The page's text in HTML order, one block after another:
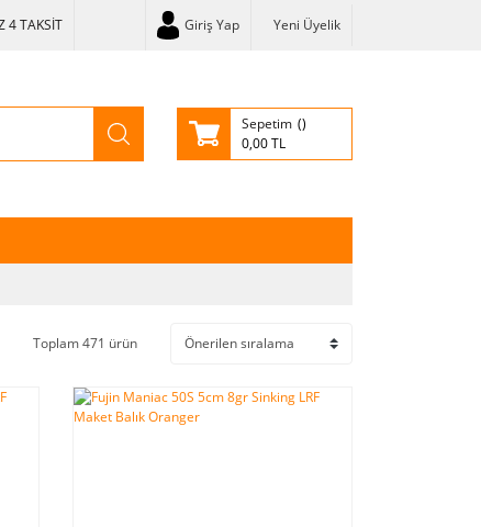
4 TAKSİT Giriş Yap Yeni Üyelik
Sepetim
0,00 TL
Toplam 471 ürün